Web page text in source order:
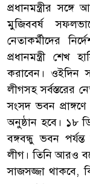
প্রধানমন্ত্রীর
মুজিববর্ষ
নেতাকর্মীদের
প্রধানমন্ত্রী শেখ
করাবেন। ওইদিন
লীগসহ সর্বস্তরের
সংসদ ভবন
অনুষ্ঠান হবে। ১৮
বঙ্গবন্ধু ভবন
লীগ। তিনি আরও
সাজসজ্জা থাকবে,